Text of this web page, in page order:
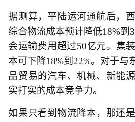
据测算，平陆运河通航后，
综合物流成本预计降低18%到
会运输费用超过50亿元。集
本可下降18%到22%。对于与
品贸易的汽车、机械、新能
实打实的成本竞争力。
如果只看到物流降本，那还